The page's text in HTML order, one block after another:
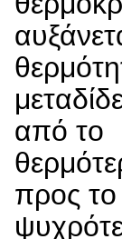
από το
προς το